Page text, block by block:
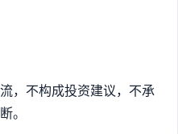
，不构成投资建议，不承
。